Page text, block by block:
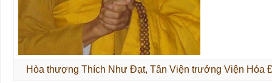
Hòa thượng Thích Như Đạt, Tân Viện trưởng Viện Hóa